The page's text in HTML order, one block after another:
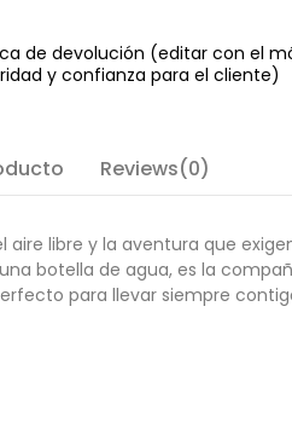
de devolución (editar con el
y confianza para el cliente)
Reviews(0)
libre y la aventura que
botella de agua, es la
para llevar siempre